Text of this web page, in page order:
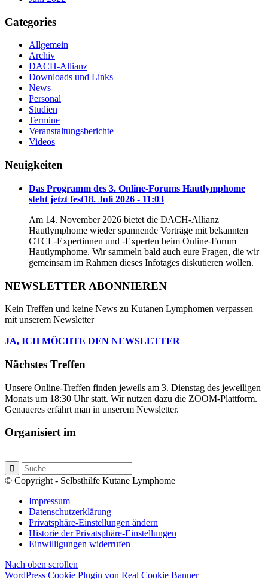
Categories
Allgemein
Archiv
DACH-Allianz
Downloads und Links
News
Personal
Studien
Termine
Veranstaltungsberichte
Videos
Neuigkeiten
Das Programm des 3. Online-Forums Hautlymphome
steht jetzt fest18. Juli 2026 - 11:03
Am 14. November 2026 bietet die DACH-Allianz
Hautlymphome wieder spannende Vorträge mit bekannten
CTCL-Expertinnen und -Experten beim Online-Forum
Hautlymphome. Wir sammeln bald auch eure Fragen, die wir
gemeinsam im Rahmen dieses Infotages diskutieren wollen.
NEWSLETTER ABONNIEREN
Kein Treffen und keine News zu Kutanen Lymphomen verpassen
mit unserem Newsletter
JA, ICH MÖCHTE DEN NEWSLETTER
Nächstes Treffen
Unsere Online-Treffen finden jeweils am 3. Dienstag des jeweiligen
Monats um 18:30 Uhr statt. Wir nutzen dazu die ZOOM-Plattform.
Genaueres erfährt man in unserem Newsletter.
Organisiert im
© Copyright - Selbsthilfe Kutane Lymphome
Impressum
Datenschutzerklärung
Privatsphäre-Einstellungen ändern
Historie der Privatsphäre-Einstellungen
Einwilligungen widerrufen
Nach oben scrollen
WordPress Cookie Plugin von Real Cookie Banner